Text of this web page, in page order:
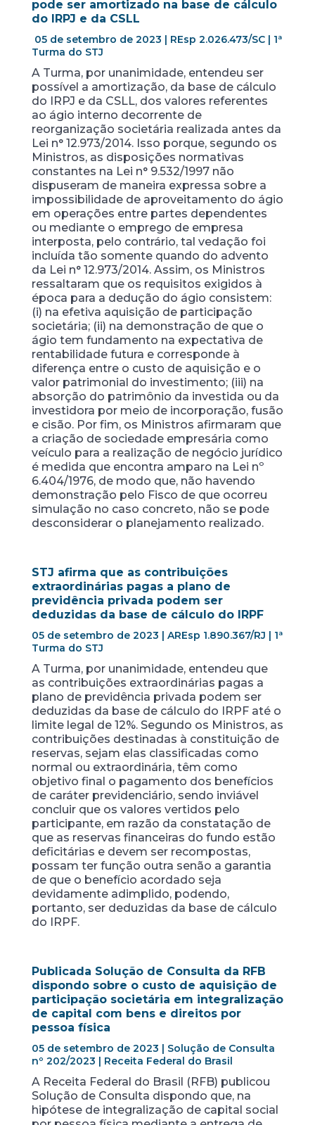
pode ser amortizado na base de cálculo
do IRPJ e da CSLL
05 de setembro de 2023 | REsp 2.026.473/SC | 1ª
Turma do STJ
A Turma, por unanimidade, entendeu ser
possível a amortização, da base de cálculo
do IRPJ e da CSLL, dos valores referentes
ao ágio interno decorrente de
reorganização societária realizada antes da
Lei n° 12.973/2014. Isso porque, segundo os
Ministros, as disposições normativas
constantes na Lei n° 9.532/1997 não
dispuseram de maneira expressa sobre a
impossibilidade de aproveitamento do ágio
em operações entre partes dependentes
ou mediante o emprego de empresa
interposta, pelo contrário, tal vedação foi
incluída tão somente quando do advento
da Lei n° 12.973/2014. Assim, os Ministros
ressaltaram que os requisitos exigidos à
época para a dedução do ágio consistem:
(i) na efetiva aquisição de participação
societária; (ii) na demonstração de que o
ágio tem fundamento na expectativa de
rentabilidade futura e corresponde à
diferença entre o custo de aquisição e o
valor patrimonial do investimento; (iii) na
absorção do patrimônio da investida ou da
investidora por meio de incorporação, fusão
e cisão. Por fim, os Ministros afirmaram que
a criação de sociedade empresária como
veículo para a realização de negócio jurídico
é medida que encontra amparo na Lei nº
6.404/1976, de modo que, não havendo
demonstração pelo Fisco de que ocorreu
simulação no caso concreto, não se pode
desconsiderar o planejamento realizado.
STJ afirma que as contribuições
extraordinárias pagas a plano de
previdência privada podem ser
deduzidas da base de cálculo do IRPF
05 de setembro de 2023 | AREsp 1.890.367/RJ | 1ª
Turma do STJ
A Turma, por unanimidade, entendeu que
as contribuições extraordinárias pagas a
plano de previdência privada podem ser
deduzidas da base de cálculo do IRPF até o
limite legal de 12%. Segundo os Ministros, as
contribuições destinadas à constituição de
reservas, sejam elas classificadas como
normal ou extraordinária, têm como
objetivo final o pagamento dos benefícios
de caráter previdenciário, sendo inviável
concluir que os valores vertidos pelo
participante, em razão da constatação de
que as reservas financeiras do fundo estão
deficitárias e devem ser recompostas,
possam ter função outra senão a garantia
de que o benefício acordado seja
devidamente adimplido, podendo,
portanto, ser deduzidas da base de cálculo
do IRPF.
Publicada Solução de Consulta da RFB
dispondo sobre o custo de aquisição de
participação societária em integralização
de capital com bens e direitos por
pessoa física
05 de setembro de 2023 | Solução de Consulta
nº 202/2023 | Receita Federal do Brasil
A Receita Federal do Brasil (RFB) publicou
Solução de Consulta dispondo que, na
hipótese de integralização de capital social